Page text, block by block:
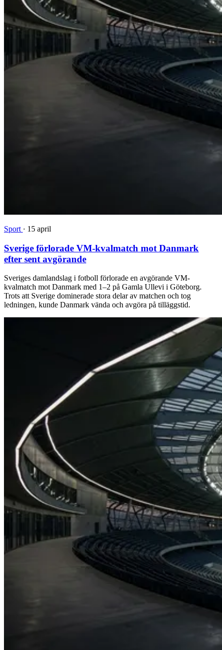
Sport · 15 april
Sverige förlorade VM-kvalmatch mot Danmark
efter sent avgörande
Sveriges damlandslag i fotboll förlorade en avgörande VM-
kvalmatch mot Danmark med 1–2 på Gamla Ullevi i Göteborg.
Trots att Sverige dominerade stora delar av matchen och tog
ledningen, kunde Danmark vända och avgöra på tilläggstid.